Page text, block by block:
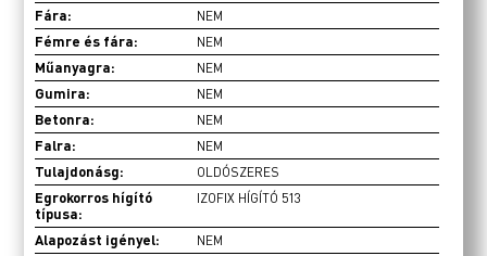
Fára: NEM
Fémre és fára: NEM
Műanyagra: NEM
Gumira: NEM
Betonra: NEM
Falra: NEM
Tulajdonásg: OLDÓSZERES
Egrokorros hígító
típusa:
IZOFIX HÍGÍTÓ 513
Alapozást igényel: NEM